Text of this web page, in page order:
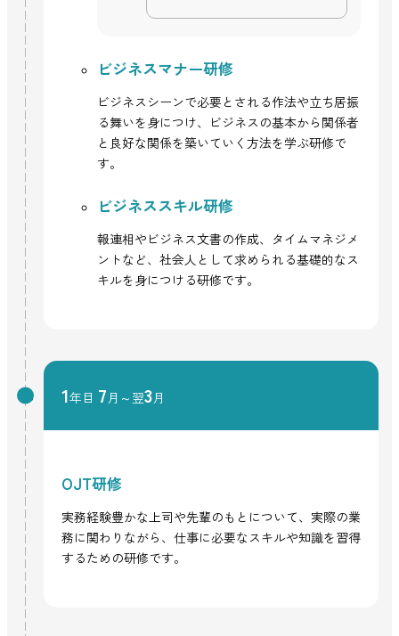
ビジネスマナー研修
ビジネスシーンで必要とされる作法や立ち居振
る舞いを身につけ、ビジネスの基本から関係者
と良好な関係を築いていく方法を学ぶ研修で
す。
ビジネススキル研修
報連相やビジネス文書の作成、タイムマネジメ
ントなど、社会人として求められる基礎的なス
キルを身につける研修です。
1年目 7 月～翌3月
OJT研修
実務経験豊かな上司や先輩のもとについて、実際の業
務に関わりながら、仕事に必要なスキルや知識を習得
するための研修です。